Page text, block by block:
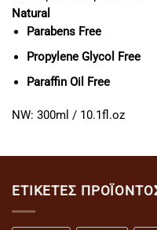
Natural
Parabens Free
Propylene Glycol Free
Paraffin Oil Free
NW: 300ml / 10.1fl.oz
ΕΤΙΚΈΤΕΣ